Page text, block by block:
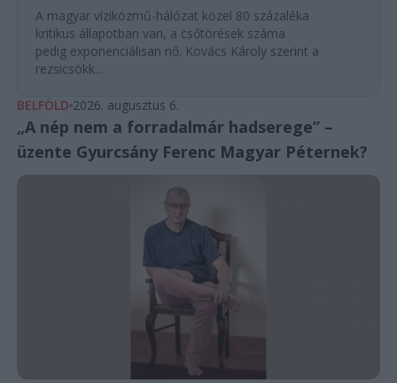
A magyar víziközmű-hálózat közel 80 százaléka
kritikus állapotban van, a csőtörések száma
pedig exponenciálisan nő. Kovács Károly szerint a
rezsicsökk...
BELFÖLD 2026. augusztus 6.
„A nép nem a forradalmár hadserege” –
üzente Gyurcsány Ferenc Magyar Péternek?